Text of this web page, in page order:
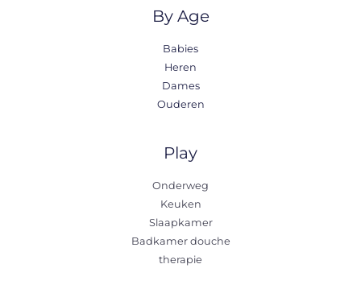
By Age
Babies
Heren
Dames
Ouderen
Play
Onderweg
Keuken
Slaapkamer
Badkamer douche
therapie